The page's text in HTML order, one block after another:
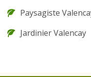
Paysagiste
Jardinier Valencay